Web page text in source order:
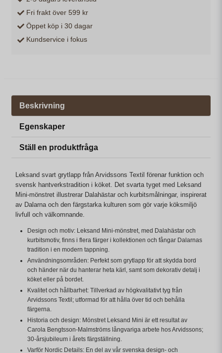
Fri frakt över 599 kr
Öppet köp i 30 dagar
Kundservice i fokus
Beskrivning
Egenskaper
Ställ en produktfråga
Leksand svart grytlapp från Arvidssons Textil förenar funktion och
svensk hantverkstradition i köket. Det svarta tyget med Leksand
Mini-mönstret illustrerar Dalahästar och kurbitsmålningar, inspirerat
av Dalarna och den färgstarka kulturen som gör varje köksmiljö
livfull och välkomnande.
Design och motiv: Leksand Mini-mönstret, med Dalahästar och
kurbitsmotiv, finns i flera färger i kollektionen och fångar Dalarnas
tradition i en modern tappning.
Användningsområden: Perfekt som grytlapp för att skydda bord
och händer när du hanterar heta kärl, samt som dekorativ detalj i
köket eller på bordet.
Kvalitet och hållbarhet: Tillverkad av högkvalitativt tyg från
Arvidssons Textil; utformad för att hålla över tid och behålla
färgerna.
Historia och design: Mönstret Leksand Mini är ett resultat av
Carola Bengtsson-Malmströms långvariga arbete hos Arvidssons;
30-årsjubileum i årets färgställning.
Varför Nordic Details: En del av vår svenska design- och